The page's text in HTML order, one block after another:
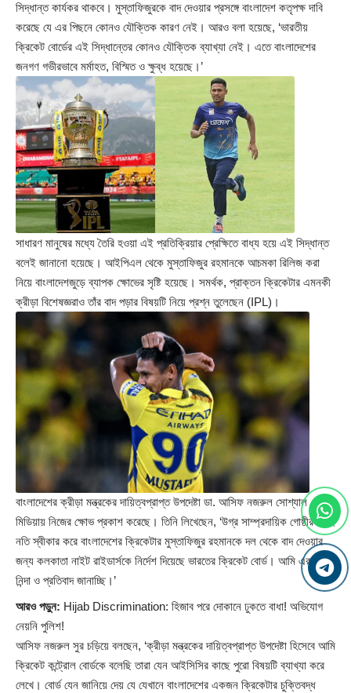
সিদ্ধান্ত কার্যকর থাকবে। মুস্তাফিজুরকে বাদ দেওয়ার প্রসঙ্গে বাংলাদেশ কতৃপক্ষ দাবি
করেছে যে এর পিছনে কোনও যৌক্তিক কারণ নেই। আরও বলা হয়েছে, ‘ভারতীয়
ক্রিকেট বোর্ডের এই সিদ্ধান্তের কোনও যৌক্তিক ব্যাখ্যা নেই। এতে বাংলাদেশের
জনগণ গভীরভাবে মর্মাহত, বিস্মিত ও ক্ষুব্ধ হয়েছে।’
সাধারণ মানুষের মধ্যে তৈরি হওয়া এই প্রতিক্রিয়ার প্রেক্ষিতে বাধ্য হয়ে এই সিদ্ধান্ত
বলেই জানানো হয়েছে। আইপিএল থেকে মুস্তাফিজুর রহমানকে আচমকা রিলিজ করা
নিয়ে বাংলাদেশজুড়ে ব্যাপক ক্ষোভের সৃষ্টি হয়েছে। সমর্থক, প্রাক্তন ক্রিকেটার এমনকী
ক্রীড়া বিশেষজ্ঞরাও তাঁর বাদ পড়ার বিষয়টি নিয়ে প্রশ্ন তুলেছেন (IPL)।
বাংলাদেশের ক্রীড়া মন্ত্রকের দায়িত্বপ্রাপ্ত উপদেষ্টা ডা. আসিফ নজরুল সোশ্যাল
মিডিয়ায় নিজের ক্ষোভ প্রকাশ করেছে। তিনি লিখেছেন, ‘উগ্র সাম্প্রদায়িক গোষ্ঠীর কাছে
নতি স্বীকার করে বাংলাদেশের ক্রিকেটার মুস্তাফিজুর রহমানকে দল থেকে বাদ দেওয়ার
জন্য কলকাতা নাইট রাইডার্সকে নির্দেশ দিয়েছে ভারতের ক্রিকেট বোর্ড। আমি এর তীব্র
নিন্দা ও প্রতিবাদ জানাচ্ছি।’
আরও পড়ুন: Hijab Discrimination: হিজাব পরে দোকানে ঢুকতে বাধা! অভিযোগ
নেয়নি পুলিশ!
আসিফ নজরুল সুর চড়িয়ে বলছেন, ‘ক্রীড়া মন্ত্রকের দায়িত্বপ্রাপ্ত উপদেষ্টা হিসেবে আমি
ক্রিকেট কন্ট্রোল বোর্ডকে বলেছি তারা যেন আইসিসির কাছে পুরো বিষয়টি ব্যাখ্যা করে
লেখে। বোর্ড যেন জানিয়ে দেয় যে যেখানে বাংলাদেশের একজন ক্রিকেটার চুক্তিবদ্ধ